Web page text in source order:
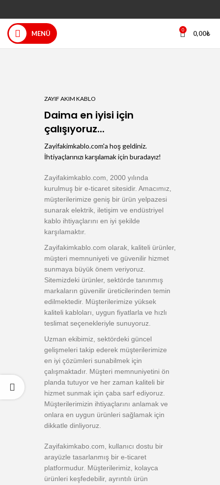
MENÜ 0 0,00₺
ZAYIF AKIM KABLO
Daima en iyisi için
çalışıyoruz...
Zayifakimkablo.com'a hoş geldiniz.
İhtiyaçlarınızı karşılamak için buradayız!
Zayifakimkablo.com, 2000 yılında
kurulmuş bir e-ticaret sitesidir. Amacımız,
müşterilerimize geniş bir ürün yelpazesi
sunarak elektrik, iletişim ve endüstriyel
kablo ihtiyaçlarını en iyi şekilde
karşılamaktır.
Zayifakimkablo.com olarak, kaliteli ürünler,
müşteri memnuniyeti ve güvenilir hizmet
sunmaya büyük önem veriyoruz.
Sitemizdeki ürünler, sektörde tanınmış
markaların güvenilir üreticilerinden temin
edilmektedir. Müşterilerimize yüksek
kaliteli kabloları, uygun fiyatlarla ve hızlı
teslimat seçenekleriyle sunuyoruz.
Uzman ekibimiz, sektördeki güncel
gelişmeleri takip ederek müşterilerimize
en iyi çözümleri sunabilmek için
çalışmaktadır. Müşteri memnuniyetini ön
planda tutuyor ve her zaman kaliteli bir
hizmet sunmak için çaba sarf ediyoruz.
Müşterilerimizin ihtiyaçlarını anlamak ve
onlara en uygun ürünleri sağlamak için
dikkatle dinliyoruz.
Zayifakimkabo.com, kullanıcı dostu bir
arayüzle tasarlanmış bir e-ticaret
platformudur. Müşterilerimiz, kolayca
ürünleri keşfedebilir, ayrıntılı ürün